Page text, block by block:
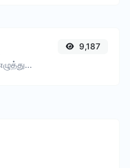
கொடுக்கப்பட்ட உரையின் எழுத்துகள் மற்றும் வார்த்தைகள் எண்ணிக்கையை கணக்கிடுங்கள்.
9,187